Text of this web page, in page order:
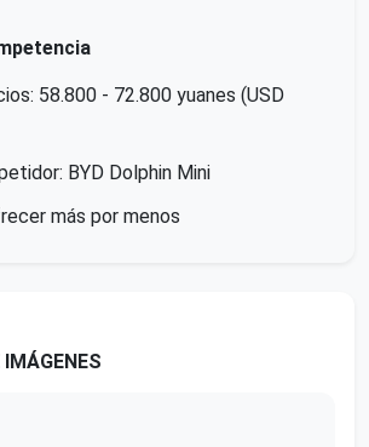
58.800 - 72.800 yuanes (USD
BYD Dolphin Mini
más por menos
IMÁGENES